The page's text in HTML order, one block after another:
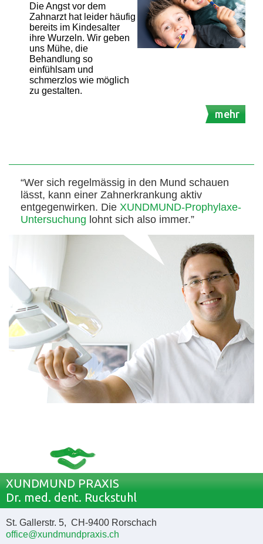
Die Angst vor dem
Zahnarzt hat leider häufig
bereits im Kindesalter
ihre Wurzeln. Wir geben
uns Mühe, die
Behandlung so
einfühlsam und
schmerzlos wie möglich
zu gestalten.
mehr
“Wer sich regelmässig in den Mund schauen
lässt, kann einer Zahnerkrankung aktiv
entgegenwirken. Die XUNDMUND-Prophylaxe-
Untersuchung lohnt sich also immer.”
XUNDMUND PRAXIS
Dr. med. dent. Ruckstuhl
St. Gallerstr. 5, CH-9400 Rorschach
office@xundmundpraxis.ch